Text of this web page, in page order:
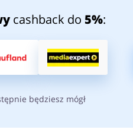
cashback do 5%:
będziesz mógł